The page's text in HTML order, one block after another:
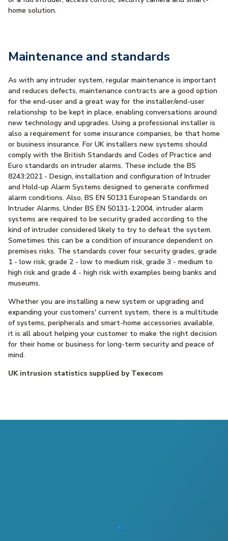
home solution.
Maintenance and standards
As with any intruder system, regular maintenance is important
and reduces defects, maintenance contracts are a good option
for the end-user and a great way for the installer/end-user
relationship to be kept in place, enabling conversations around
new technology and upgrades. Using a professional installer is
also a requirement for some insurance companies, be that home
or business insurance. For UK installers new systems should
comply with the British Standards and Codes of Practice and
Euro standards on intruder alarms. These include the BS
8243:2021 - Design, installation and configuration of Intruder
and Hold-up Alarm Systems designed to generate confirmed
alarm conditions. Also, BS EN 50131 European Standards on
Intruder Alarms. Under BS EN 50131-1:2004, intruder alarm
systems are required to be security graded according to the
kind of intruder considered likely to try to defeat the system.
Sometimes this can be a condition of insurance dependent on
premises risks. The standards cover four security grades, grade
1 - low risk, grade 2 - low to medium risk, grade 3 - medium to
high risk and grade 4 - high risk with examples being banks and
museums.
Whether you are installing a new system or upgrading and
expanding your customers' current system, there is a multitude
of systems, peripherals and smart-home accessories available,
it is all about helping your customer to make the right decision
for their home or business for long-term security and peace of
mind.
UK intrusion statistics supplied by Texecom